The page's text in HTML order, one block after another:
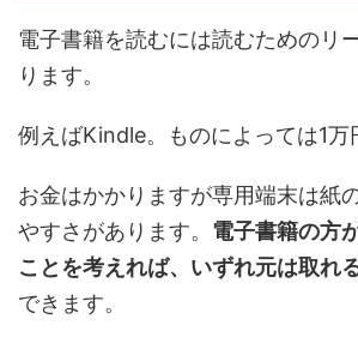
電子書籍を読むには読むためのリ
ります。
例えばKindle。ものによっては1万
お金はかかりますが専用端末は紙
やすさがあります。 電子書籍の方
ことを考えれば、いずれ元は取れ
できます。